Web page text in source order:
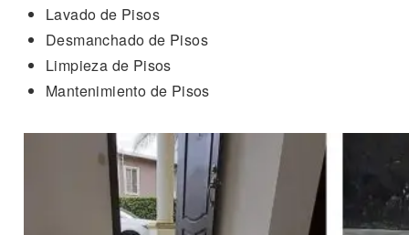
Lavado de Pisos
Desmanchado de Pisos
Limpieza de Pisos
Mantenimiento de Pisos